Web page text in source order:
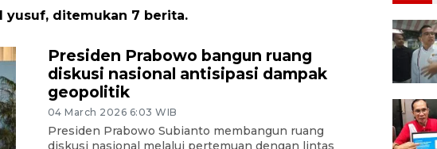
yusuf, ditemukan 7 berita.
Presiden Prabowo bangun ruang
diskusi nasional antisipasi dampak
geopolitik
04 March 2026 6:03 WIB
Presiden Prabowo Subianto membangun ruang
diskusi nasional melalui pertemuan dengan lintas